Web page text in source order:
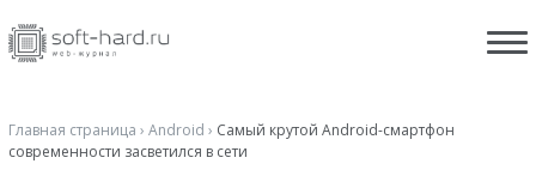
Главная страница › Android › Самый крутой Android-смартфон
современности засветился в сети